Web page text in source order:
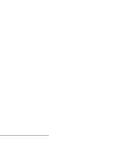
숨겨진 보석입니
게 엄청난 인기
제공하며 주문
를 위해 고급
지 제공합니다!